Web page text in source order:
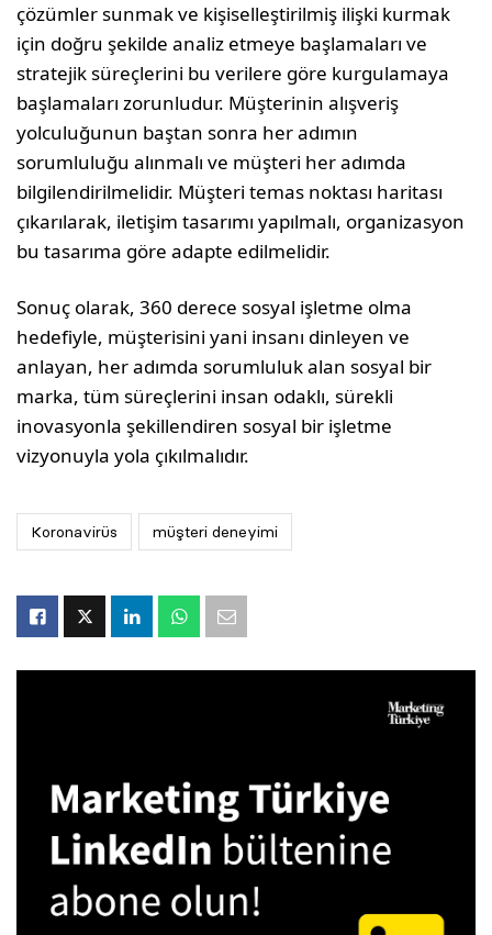
çözümler sunmak ve kişiselleştirilmiş ilişki kurmak
için doğru şekilde analiz etmeye başlamaları ve
stratejik süreçlerini bu verilere göre kurgulamaya
başlamaları zorunludur. Müşterinin alışveriş
yolculuğunun baştan sonra her adımın
sorumluluğu alınmalı ve müşteri her adımda
bilgilendirilmelidir. Müşteri temas noktası haritası
çıkarılarak, iletişim tasarımı yapılmalı, organizasyon
bu tasarıma göre adapte edilmelidir.
Sonuç olarak, 360 derece sosyal işletme olma
hedefiyle, müşterisini yani insanı dinleyen ve
anlayan, her adımda sorumluluk alan sosyal bir
marka, tüm süreçlerini insan odaklı, sürekli
inovasyonla şekillendiren sosyal bir işletme
vizyonuyla yola çıkılmalıdır.
Koronavirüs müşteri deneyimi